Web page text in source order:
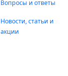
Вопросы и ответы
Новости, статьи и
акции